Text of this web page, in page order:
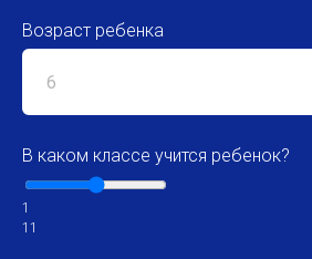
Возраст ребенка
В каком классе учится ребенок?
1
11